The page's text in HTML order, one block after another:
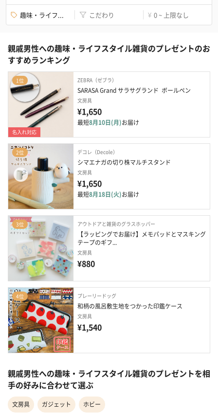
趣味・ライフ... こだわり ¥ 0 ~ 上限なし
親戚男性への趣味・ライフスタイル雑貨のプレゼントのお
すすめランキング
1位
名入れ対応
ZEBRA（ゼブラ）
SARASA Grand サラサグランド  ボールペン
文房具
¥1,650
最短8月10日(月)お届け
2位 デコレ（Decole）
シマエナガの切り株マルチスタンド
文房具
¥1,650
最短8月18日(火)お届け
3位 アウトドアと雑貨のグラスホッパー
【ラッピングでお届け】メモパッドとマスキング
テープのギフ...
文房具
¥880
4位 プレーリードッグ
和柄の風呂敷生地をつかった印鑑ケース
文房具
¥1,540
親戚男性への趣味・ライフスタイル雑貨のプレゼントを相
手の好みに合わせて選ぶ
文房具 ガジェット ホビー